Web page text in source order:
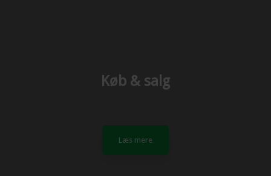
Køb & salg
Læs mere​